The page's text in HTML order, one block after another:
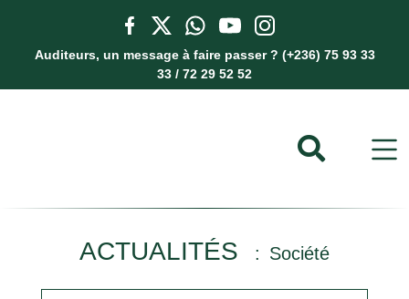
Auditeurs, un message à faire passer ? (+236) 75 93 33
33 / 72 29 52 52
ACTUALITÉS Société